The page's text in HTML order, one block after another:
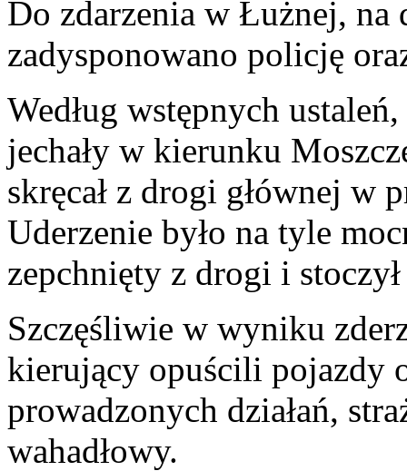
Do zdarzenia w Łużnej,
zadysponowano policję
Według wstępnych
jechały w kierunku
skręcał z drogi głównej w
Uderzenie było na tyle
zepchnięty z drogi i
Szczęśliwie w wyniku
kierujący opuścili pojazdy
prowadzonych działań,
wahadłowy.